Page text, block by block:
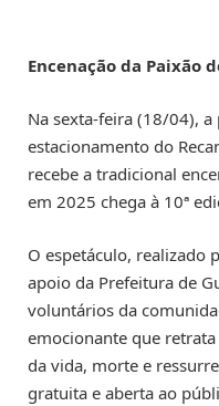
Encenação da Paixão
Na sexta-feira (18/04),
estacionamento do
recebe a tradicional
em 2025 chega à 10ª
O espetáculo, realizado
apoio da Prefeitura de
voluntários da
emocionante que
da vida, morte e
gratuita e aberta ao